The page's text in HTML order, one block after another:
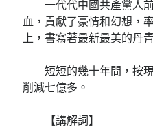
一代代中國共產黨人
血，貢獻了豪情和幻想，
上，書寫著最新最美的丹
短短的幾十年間，按
削減七億多。
【講解詞】